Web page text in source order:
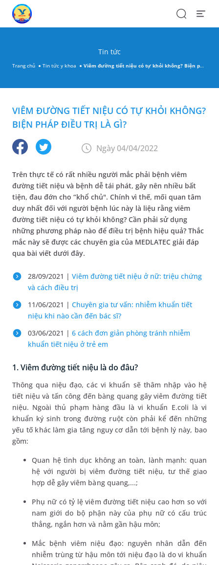
SearchOpen
Tin tức
Trang chủ Tin tức y khoa Viêm đường tiết niệu có tự khỏi không? Biện pháp điều trị là gì?
VIÊM ĐƯỜNG TIẾT NIỆU CÓ TỰ KHỎI KHÔNG?
BIỆN PHÁP ĐIỀU TRỊ LÀ GÌ?
Ngày 04/04/2022
Trên thực tế có rất nhiều người mắc phải bệnh viêm
đường tiết niệu và bệnh dễ tái phát, gây nên nhiều bất
tiện, đau đớn cho “khổ chủ". Chính vì thế, mối quan tâm
duy nhất đối với người bệnh lúc này là liệu rằng viêm
đường tiết niệu có tự khỏi không? Cần phải sử dụng
những phương pháp nào để điều trị bệnh hiệu quả? Thắc
mắc này sẽ được các chuyên gia của MEDLATEC giải đáp
qua bài viết dưới đây.
28/09/2021 | Viêm đường tiết niệu ở nữ: triệu chứng
và cách điều trị
11/06/2021 | Chuyên gia tư vấn: nhiễm khuẩn tiết
niệu khi nào cần đến bác sĩ?
03/06/2021 | 6 cách đơn giản phòng tránh nhiễm
khuẩn tiết niệu ở trẻ em
1. Viêm đường tiết niệu là do đâu?
Thông qua niệu đạo, các vi khuẩn sẽ thâm nhập vào hệ
tiết niệu và tấn công đến bàng quang gây viêm đường tiết
niệu. Ngoài thủ phạm hàng đầu là vi khuẩn E.coli là vi
khuẩn ký sinh trong đường ruột còn phải kể đến những
yếu tố khác làm gia tăng nguy cơ dẫn tới bệnh lý này, bao
gồm:
Quan hệ tình dục không an toàn, lành mạnh: quan
hệ với người bị viêm đường tiết niệu, tư thế giao
hợp dễ gây viêm bàng quang,...;
Phụ nữ có tỷ lệ viêm đường tiết niệu cao hơn so với
nam giới do bộ phận này của phụ nữ có cấu trúc
thẳng, ngắn hơn và nằm gần hậu môn;
Mắc bệnh viêm niệu đạo: nguyên nhân dẫn đến
nhiễm trùng từ hậu môn tới niệu đạo là do vi khuẩn